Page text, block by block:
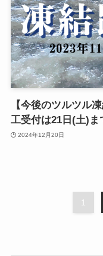
【今後のツルツル
工受付は21日(土)ま
2024年12月20日
1